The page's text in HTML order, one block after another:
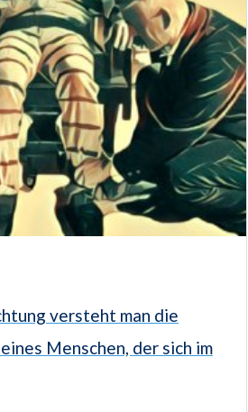
versteht man die
Menschen, der sich im